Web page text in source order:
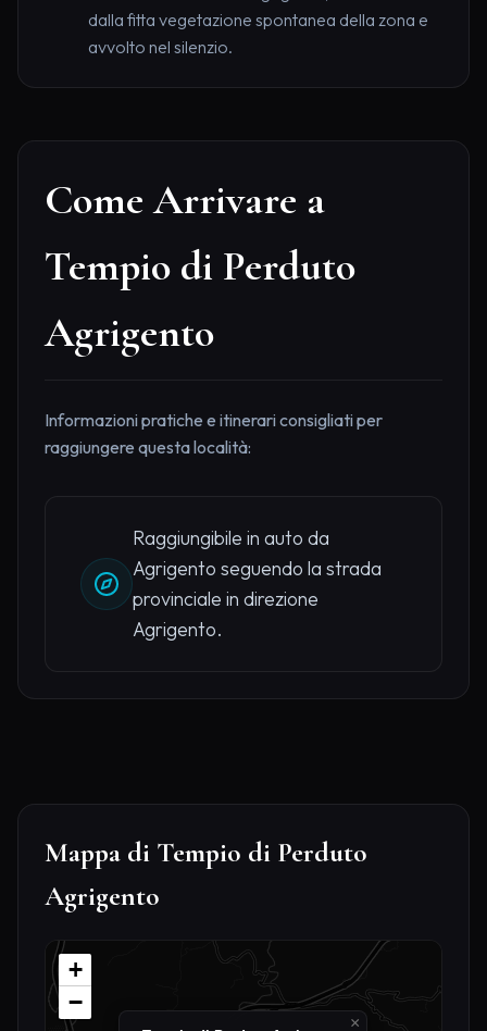
dalla fitta vegetazione spontanea della zona e
avvolto nel silenzio.
Come Arrivare a
Tempio di Perduto
Agrigento
Informazioni pratiche e itinerari consigliati per
raggiungere questa località:
Raggiungibile in auto da
Agrigento seguendo la strada
provinciale in direzione
Agrigento.
Mappa di Tempio di Perduto
Agrigento
×
+
−